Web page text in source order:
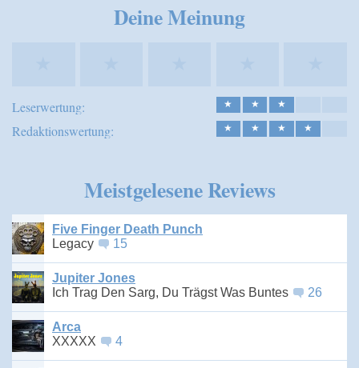
Deine Meinung
Leserwertung: ★ ★ ★
Redaktionswertung: ★ ★ ★ ★
Meistgelesene Reviews
Five Finger Death Punch
Legacy
15
Jupiter Jones
Ich Trag Den Sarg, Du Trägst Was Buntes
26
Arca
XXXXX
4